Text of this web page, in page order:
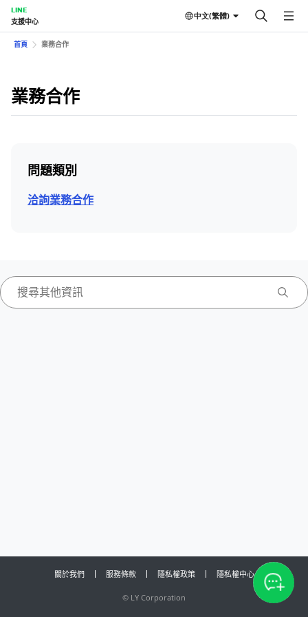
LINE
支援中心
中文(繁體)
首頁 業務合作
業務合作
問題類別
洽詢業務合作
關於我們 服務條款 隱私權政策 隱私權中心
© LY Corporation